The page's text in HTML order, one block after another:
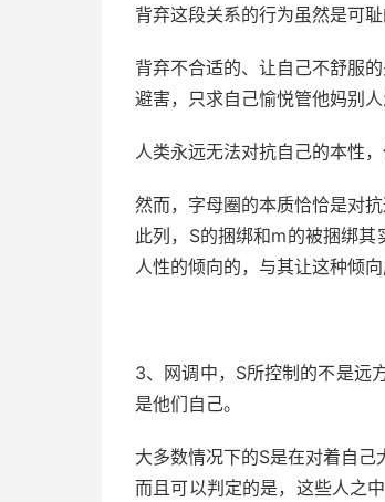
背弃这段关系的行为虽然是可
背弃不合适的、让自己不舒服
避害，只求自己愉悦管他妈别
人类永远无法对抗自己的本性
然而，字母圈的本质恰恰是对
此列，S的捆绑和m的被捆绑
人性的倾向的，与其让这种倾
3、网调中，S所控制的不是远
是他们自己。
大多数情况下的S是在对着自己
而且可以判定的是，这些人之